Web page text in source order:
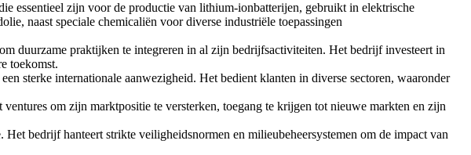
essentieel zijn voor de productie van lithium-ionbatterijen, gebruikt in elektrische
naast speciale chemicaliën voor diverse industriële toepassingen
duurzame praktijken te integreren in al zijn bedrijfsactiviteiten. Het bedrijf investeert in
toekomst.
sterke internationale aanwezigheid. Het bedient klanten in diverse sectoren, waaronder
om zijn marktpositie te versterken, toegang te krijgen tot nieuwe markten en zijn
bedrijf hanteert strikte veiligheidsnormen en milieubeheersystemen om de impact van